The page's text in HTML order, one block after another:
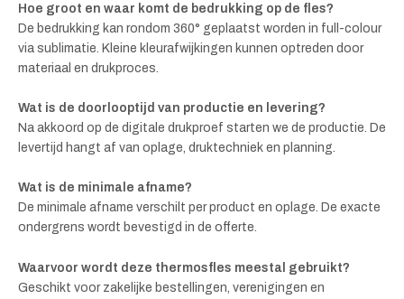
Hoe groot en waar komt de bedrukking op de fles?
De bedrukking kan rondom 360° geplaatst worden in full-colour
via sublimatie. Kleine kleurafwijkingen kunnen optreden door
materiaal en drukproces.
Wat is de doorlooptijd van productie en levering?
Na akkoord op de digitale drukproef starten we de productie. De
levertijd hangt af van oplage, druktechniek en planning.
Wat is de minimale afname?
De minimale afname verschilt per product en oplage. De exacte
ondergrens wordt bevestigd in de offerte.
Waarvoor wordt deze thermosfles meestal gebruikt?
Geschikt voor zakelijke bestellingen, verenigingen en